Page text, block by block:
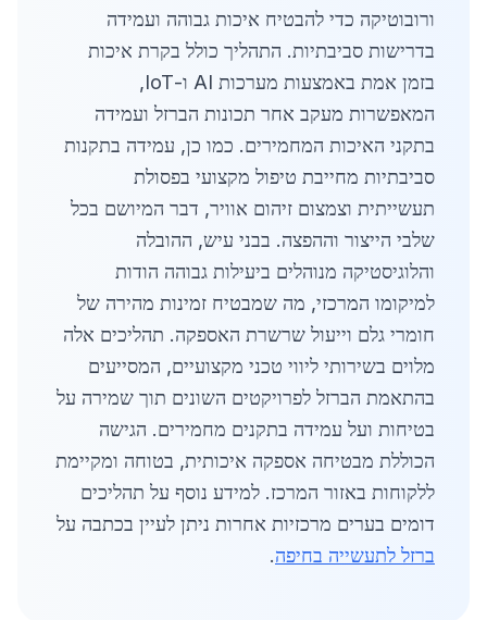
ורובוטיקה כדי להבטיח איכות גבוהה ועמידה
בדרישות סביבתיות. התהליך כולל בקרת איכות
בזמן אמת באמצעות מערכות AI ו-IoT,
המאפשרות מעקב אחר תכונות הברזל ועמידה
בתקני האיכות המחמירים. כמו כן, עמידה בתקנות
סביבתיות מחייבת טיפול מקצועי בפסולת
תעשייתית וצמצום זיהום אוויר, דבר המיושם בכל
שלבי הייצור וההפצה. בבני עיש, ההובלה
והלוגיסטיקה מנוהלים ביעילות גבוהה הודות
למיקומו המרכזי, מה שמבטיח זמינות מהירה של
חומרי גלם וייעול שרשרת האספקה. תהליכים אלה
מלוים בשירותי ליווי טכני מקצועיים, המסייעים
בהתאמת הברזל לפרויקטים השונים תוך שמירה על
בטיחות ועל עמידה בתקנים מחמירים. הגישה
הכוללת מבטיחה אספקה איכותית, בטוחה ומקיימת
ללקוחות באזור המרכז. למידע נוסף על תהליכים
דומים בערים מרכזיות אחרות ניתן לעיין בכתבה על
ברזל לתעשייה בחיפה.